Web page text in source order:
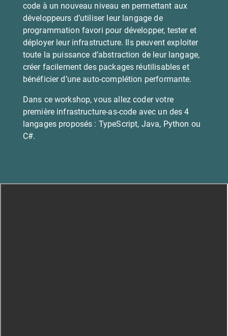
code à un nouveau niveau en permettant aux
développeurs d’utiliser leur langage de
programmation favori pour développer, tester et
déployer leur infrastructure. Ils peuvent exploiter
toute la puissance d’abstraction de leur langage,
créer facilement des packages réutilisables et
bénéficier d’une auto-complétion performante.
Dans ce workshop, vous allez coder votre
première infrastructure-as-code avec un des 4
langages proposés : TypeScript, Java, Python ou
C#.